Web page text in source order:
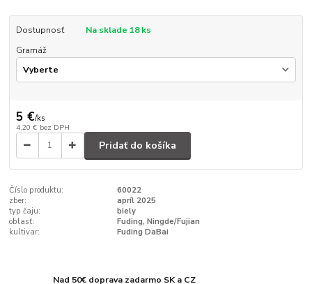
Dostupnosť
Na sklade 18 ks
Gramáž
5 €/ks
4,20 € bez DPH
Pridať do košíka
Číslo produktu:
60022
zber:
apríl 2025
typ čaju:
biely
oblasť:
Fuding, Ningde/Fujian
kultivar:
Fuding DaBai
Nad 50€ doprava zadarmo SK a CZ